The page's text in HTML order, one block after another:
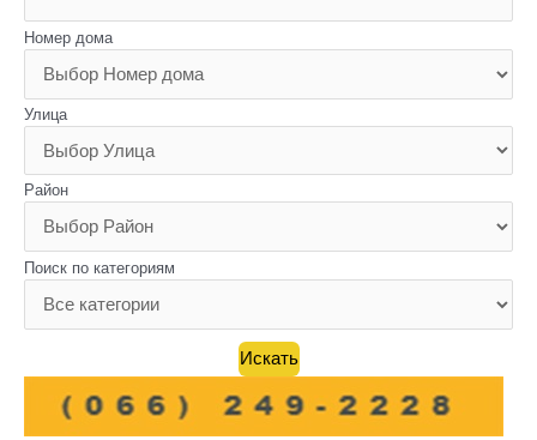
Номер дома
Улица
Район
Поиск по категориям